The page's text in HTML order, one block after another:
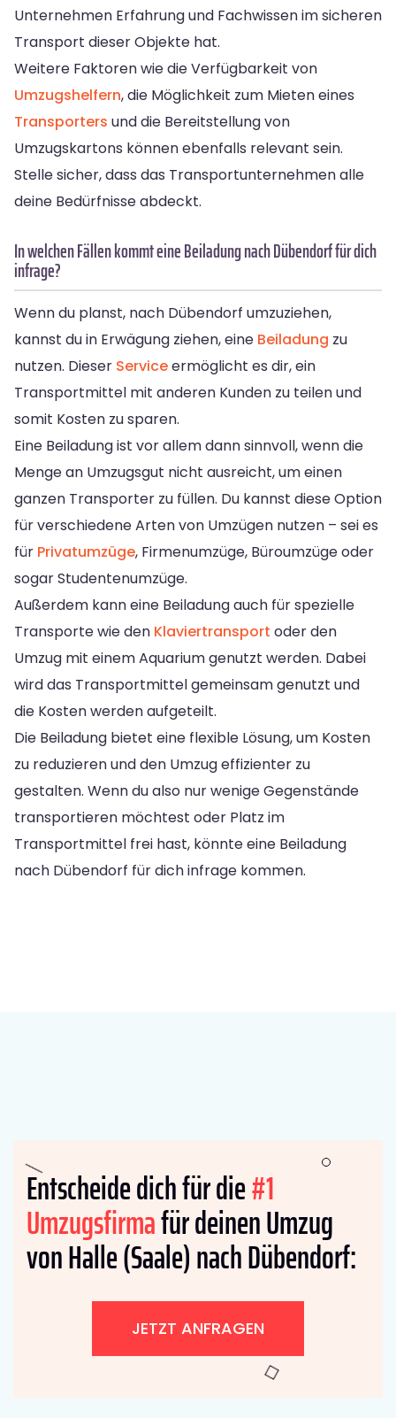
Unternehmen Erfahrung und Fachwissen im sicheren
Transport dieser Objekte hat.
Weitere Faktoren wie die Verfügbarkeit von
Umzugshelfern, die Möglichkeit zum Mieten eines
Transporters und die Bereitstellung von
Umzugskartons können ebenfalls relevant sein.
Stelle sicher, dass das Transportunternehmen alle
deine Bedürfnisse abdeckt.
In welchen Fällen kommt eine Beiladung nach Dübendorf für dich
infrage?
Wenn du planst, nach Dübendorf umzuziehen,
kannst du in Erwägung ziehen, eine Beiladung zu
nutzen. Dieser Serviceermöglicht es dir, ein
Transportmittel mit anderen Kunden zu teilen und
somit Kosten zu sparen.
Eine Beiladung ist vor allem dann sinnvoll, wenn die
Menge an Umzugsgut nicht ausreicht, um einen
ganzen Transporter zu füllen. Du kannst diese Option
für verschiedene Arten von Umzügen nutzen – sei es
für Privatumzüge, Firmenumzüge, Büroumzüge oder
sogar Studentenumzüge.
Außerdem kann eine Beiladung auch für spezielle
Transporte wie den Klaviertransport oder den
Umzug mit einem Aquarium genutzt werden. Dabei
wird das Transportmittel gemeinsam genutzt und
die Kosten werden aufgeteilt.
Die Beiladung bietet eine flexible Lösung, um Kosten
zu reduzieren und den Umzug effizienter zu
gestalten. Wenn du also nur wenige Gegenstände
transportieren möchtest oder Platz im
Transportmittel frei hast, könnte eine Beiladung
nach Dübendorf für dich infrage kommen.
Entscheide dich für die#1
Umzugsfirmafür deinen Umzug
von Halle (Saale) nach Dübendorf:
JETZT ANFRAGEN